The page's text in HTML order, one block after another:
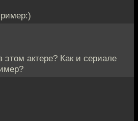
актере? Как и сериале